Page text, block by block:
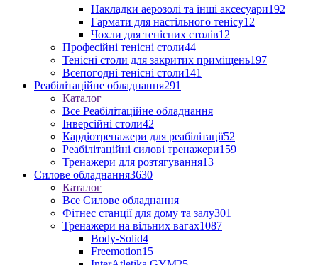
Накладки аерозолі та інші аксесуари192
Гармати для настільного тенісу12
Чохли для тенісних столів12
Професійні тенісні столи44
Тенісні столи для закритих приміщень197
Всепогодні тенісні столи141
Реабілітаційне обладнання291
Каталог
Все Реабілітаційне обладнання
Інверсійні столи42
Кардіотренажери для реабілітації52
Реабілітаційні силові тренажери159
Тренажери для розтягування13
Силове обладнання3630
Каталог
Все Силове обладнання
Фітнес станції для дому та залу301
Тренажери на вільних вагах1087
Body-Solid4
Freemotion15